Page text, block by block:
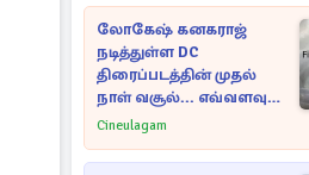
லோகேஷ் கனகராஜ்
நடித்துள்ள DC
திரைப்படத்தின் முதல்
நாள் வசூல்... எவ்வளவு
தெரியுமா?
Cineulagam